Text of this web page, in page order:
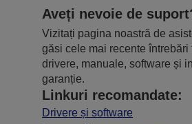
Aveți nevoie de
Vizitați pagina noastră de
găsi cele mai recente întrebări
drivere, manuale, software și
garanție.
Linkuri recomandate:
Drivere și software